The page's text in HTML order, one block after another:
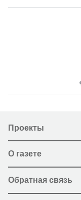
Проекты
О газете
Обратная связь